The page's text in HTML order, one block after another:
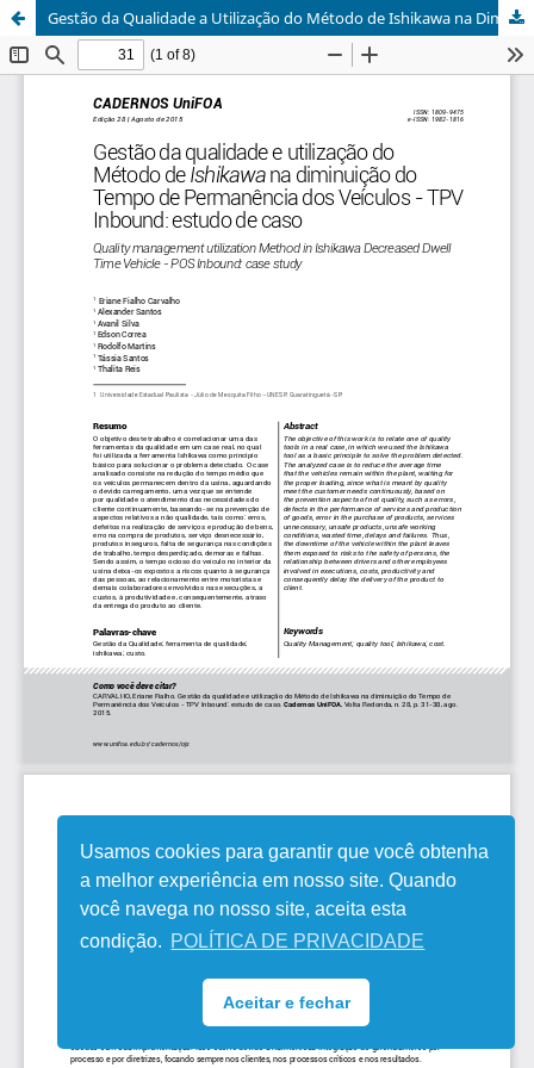
Usamos cookies para garantir que você obtenha
a melhor experiência em nosso site. Quando
você navega no nosso site, aceita esta
condição. POLÍTICA DE PRIVACIDADE
Aceitar e fechar
Gestão da Qualidade a Utilização do Método de Ishikawa na Diminuição do Tempo de Permanência dos Veículos - TPV Inbound: Estudo de Caso